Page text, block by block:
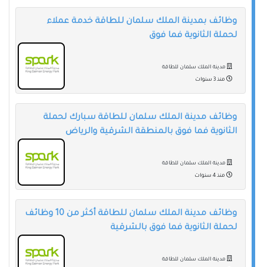
وظائف بمدينة الملك سلمان للطاقة خدمة عملاء
لحملة الثانوية فما فوق
مدينة الملك سلمان للطاقة
منذ 3 سنوات
وظائف مدينة الملك سلمان للطاقة سبارك لحملة
الثانوية فما فوق بالمنطقة الشرقية والرياض
مدينة الملك سلمان للطاقة
منذ 4 سنوات
وظائف مدينة الملك سلمان للطاقة أكثر من 10 وظائف
لحملة الثانوية فما فوق بالشرقية
مدينة الملك سلمان للطاقة